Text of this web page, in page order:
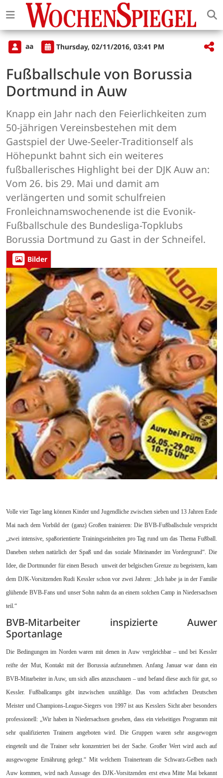
aa Thursday, 02/11/2016, 03:41 PM
Fußballschule von Borussia
Dortmund in Auw
Knapp ein Jahr nach den Feierlichkeiten zum
50-jährigen Vereinsbestehen mit dem
Gastspiel der Uwe-Seeler-Traditionself als
Höhepunkt bahnt sich ein weiteres
fußballerisches Highlight bei der DJK Auw an:
Vom 26. bis 29. Mai und damit am
verlängerten und somit schulfreien
Fronleichnamswochenende ist die Evonik-
Fußballschule des Bundesliga-Topklubs
Borussia Dortmund zu Gast in der Schneifel.
Bilder
Volle vier Tage lang können Kinder und Jugendliche zwischen sieben und 13 Jahren Ende
Mai nach dem Vorbild der (ganz) Großen trainieren: Die BVB-Fußballschule verspricht
„zwei intensive, spaßorientierte Trainingseinheiten pro Tag rund um das Thema Fußball.
Daneben stehen natürlich der Spaß und das soziale Miteinander im Vordergrund“. Die
Idee, die Dortmunder für einen Besuch unweit der belgischen Grenze zu begeistern, kam
dem DJK-Vorsitzenden Rudi Kessler schon vor zwei Jahren: „Ich habe ja in der Familie
glühende BVB-Fans und unser Sohn nahm da an einem solchen Camp in Niedersachsen
teil.“
BVB-Mitarbeiter inspizierte Auwer
Sportanlage
Die Bedingungen im Norden waren mit denen in Auw vergleichbar – und bei Kessler
reifte der Mut, Kontakt mit der Borussia aufzunehmen. Anfang Januar war dann ein
BVB-Mitarbeiter in Auw, um sich alles anzuschauen – und befand diese auch für gut, so
Kessler. Fußballcamps gibt inzwischen unzählige. Das vom achtfachen Deutschen
Meister und Champions-League-Siegers von 1997 ist aus Kesslers Sicht aber besonders
professionell: „Wir haben in Niedersachsen gesehen, dass ein vielseitiges Programm mit
sehr qualifizierten Trainern angeboten wird. Die Gruppen waren sehr ausgewogen
eingeteilt und die Trainer sehr konzentriert bei der Sache. Großer Wert wird auch auf
ausgewogene Ernährung gelegt.“ Mit welchem Trainerteam die Schwarz-Gelben nach
Auw kommen, wird nach Aussage des DJK-Vorsitzenden erst etwa Mitte Mai bekannt